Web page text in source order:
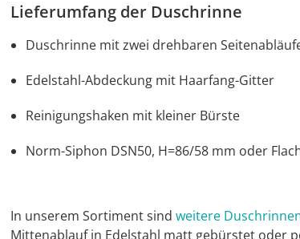
Lieferumfang der Duschrinne
Duschrinne mit zwei drehbaren
Edelstahl-Abdeckung mit Haarfang-Gitter
Reinigungshaken mit kleiner Bürste
Norm-Siphon DSN50, H=86/58 mm oder
In unserem Sortiment sind weitere
Mittenablauf in Edelstahl matt gebürstet oder